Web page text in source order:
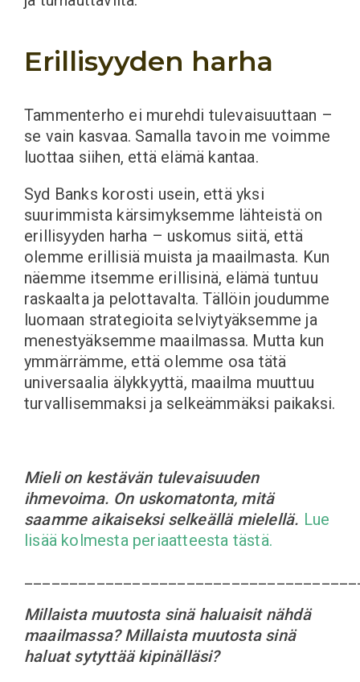
Erillisyyden harha
Tammenterho ei murehdi tulevaisuuttaan –
se vain kasvaa. Samalla tavoin me voimme
luottaa siihen, että elämä kantaa.
Syd Banks korosti usein, että yksi
suurimmista kärsimyksemme lähteistä on
erillisyyden harha – uskomus siitä, että
olemme erillisiä muista ja maailmasta. Kun
näemme itsemme erillisinä, elämä tuntuu
raskaalta ja pelottavalta. Tällöin joudumme
luomaan strategioita selviytyäksemme ja
menestyäksemme maailmassa. Mutta kun
ymmärrämme, että olemme osa tätä
universaalia älykkyyttä, maailma muuttuu
turvallisemmaksi ja selkeämmäksi paikaksi.
Mieli on kestävän tulevaisuuden
ihmevoima. On uskomatonta, mitä
saamme aikaiseksi selkeällä mielellä. Lue
lisää kolmesta periaatteesta tästä.
Millaista muutosta sinä haluaisit nähdä
maailmassa? Millaista muutosta sinä
haluat sytyttää kipinälläsi?